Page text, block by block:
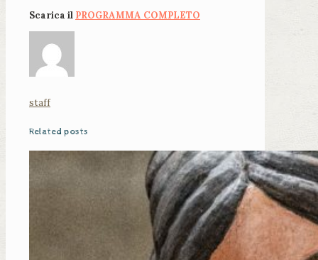
Scarica il PROGRAMMA COMPLETO
staff
Related posts